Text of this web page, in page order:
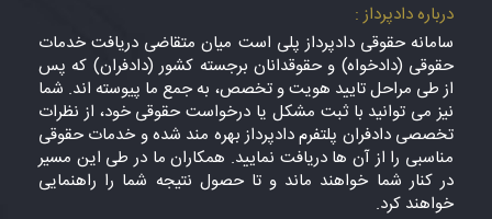
درباره دادپرداز :
سامانه حقوقی دادپرداز پلی است میان متقاضی دریافت خدمات
حقوقی (دادخواه) و حقوقدانان برجسته کشور (دادفران) که پس
از طی مراحل تایید هویت و تخصص، به جمع ما پیوسته اند. شما
نیز می توانید با ثبت مشکل یا درخواست حقوقی خود، از نظرات
تخصصی دادفران پلتفرم دادپرداز بهره مند شده و خدمات حقوقی
مناسبی را از آن ها دریافت نمایید. همکاران ما در طی این مسیر
در کنار شما خواهند ماند و تا حصول نتیجه شما را راهنمایی
خواهند کرد.